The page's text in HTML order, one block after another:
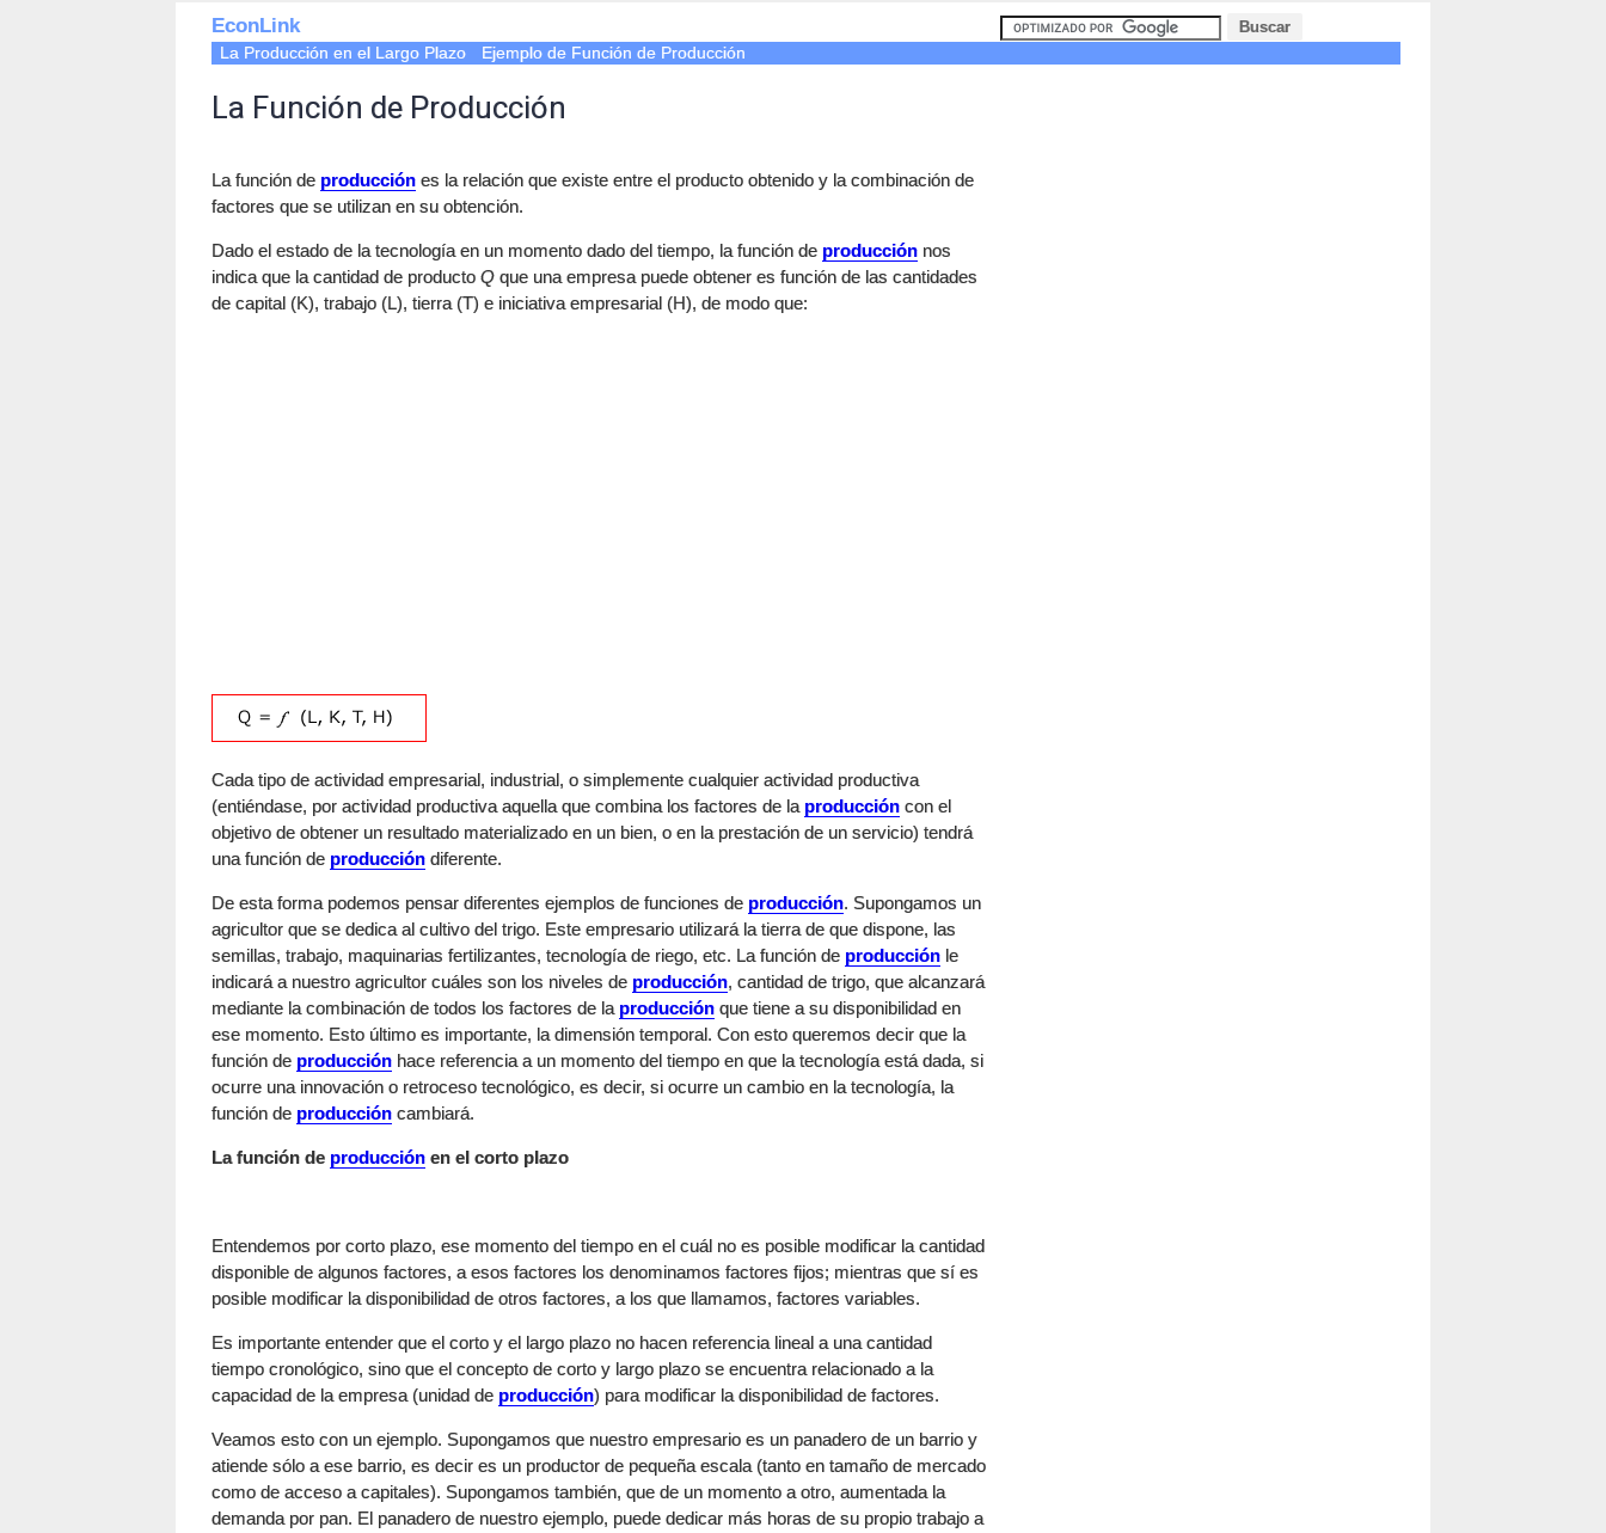
EconLink
La Producción en el Largo Plazo Ejemplo de Función de Producción
La Función de Producción
La función de producción es la relación que existe entre el producto obtenido y la combinación de
factores que se utilizan en su obtención.
Dado el estado de la tecnología en un momento dado del tiempo, la función de producción nos
indica que la cantidad de producto Q que una empresa puede obtener es función de las cantidades
de capital (K), trabajo (L), tierra (T) e iniciativa empresarial (H), de modo que:
Cada tipo de actividad empresarial, industrial, o simplemente cualquier actividad productiva
(entiéndase, por actividad productiva aquella que combina los factores de la producción con el
objetivo de obtener un resultado materializado en un bien, o en la prestación de un servicio) tendrá
una función de producción diferente.
De esta forma podemos pensar diferentes ejemplos de funciones de producción. Supongamos un
agricultor que se dedica al cultivo del trigo. Este empresario utilizará la tierra de que dispone, las
semillas, trabajo, maquinarias fertilizantes, tecnología de riego, etc. La función de producción le
indicará a nuestro agricultor cuáles son los niveles de producción, cantidad de trigo, que alcanzará
mediante la combinación de todos los factores de la producción que tiene a su disponibilidad en
ese momento. Esto último es importante, la dimensión temporal. Con esto queremos decir que la
función de producción hace referencia a un momento del tiempo en que la tecnología está dada, si
ocurre una innovación o retroceso tecnológico, es decir, si ocurre un cambio en la tecnología, la
función de producción cambiará.
La función de producción en el corto plazo
Entendemos por corto plazo, ese momento del tiempo en el cuál no es posible modificar la cantidad
disponible de algunos factores, a esos factores los denominamos factores fijos; mientras que sí es
posible modificar la disponibilidad de otros factores, a los que llamamos, factores variables.
Es importante entender que el corto y el largo plazo no hacen referencia lineal a una cantidad
tiempo cronológico, sino que el concepto de corto y largo plazo se encuentra relacionado a la
capacidad de la empresa (unidad de producción) para modificar la disponibilidad de factores.
Veamos esto con un ejemplo. Supongamos que nuestro empresario es un panadero de un barrio y
atiende sólo a ese barrio, es decir es un productor de pequeña escala (tanto en tamaño de mercado
como de acceso a capitales). Supongamos también, que de un momento a otro, aumentada la
demanda por pan. El panadero de nuestro ejemplo, puede dedicar más horas de su propio trabajo a